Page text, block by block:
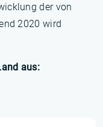
der von
2020 wird
aus: